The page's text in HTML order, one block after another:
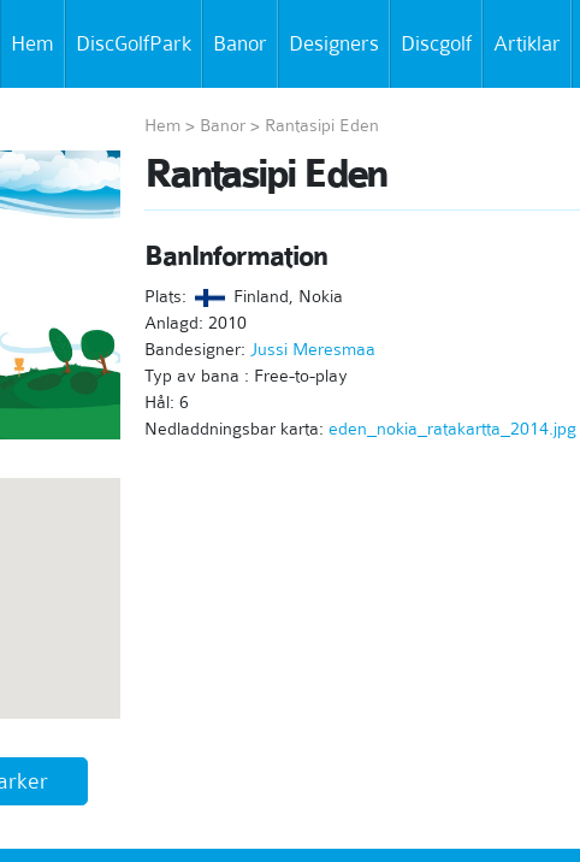
Hem DiscGolfPark Banor Designers Discgolf Artiklar
Hem > Banor> Rantasipi Eden
Rantasipi Eden
BanInformation
Plats:
Finland, Nokia
Anlagd: 2010
Bandesigner: Jussi Meresmaa
Typ av bana : Free-to-play
Hål: 6
Nedladdningsbar karta: eden_nokia_ratakartta_2014.jpg